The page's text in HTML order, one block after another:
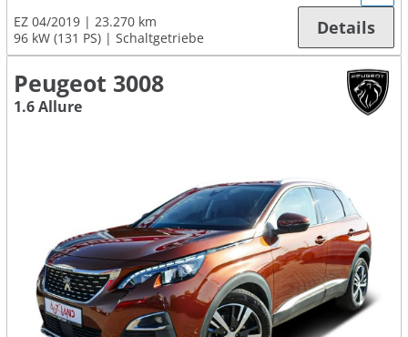
EZ 04/2019
23.270 km
96 kW (131 PS)
Schaltgetriebe Details
Peugeot 3008
1.6 Allure